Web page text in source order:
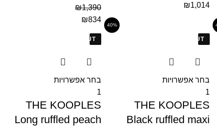
₪1,014
₪1,390
₪834
SOLD OUT
בחר אפשרויות
1
THE KOOPLES
Black ruffled maxi
SOLD OUT
40%
בחר אפשרויות
1
THE KOOPLES
Long ruffled peach